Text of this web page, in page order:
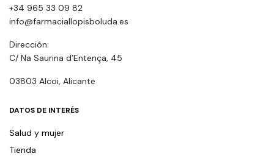
+34 965 33 09 82
info@farmaciallopisboluda.es
Dirección:
C/ Na Saurina d’Entença, 45
03803 Alcoi, Alicante
DATOS DE INTERÉS
Salud y mujer
Tienda